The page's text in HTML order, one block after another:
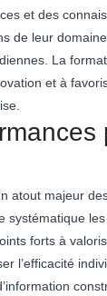
et des
leur
La
et à
atout majeur
forts à
l’efficacité